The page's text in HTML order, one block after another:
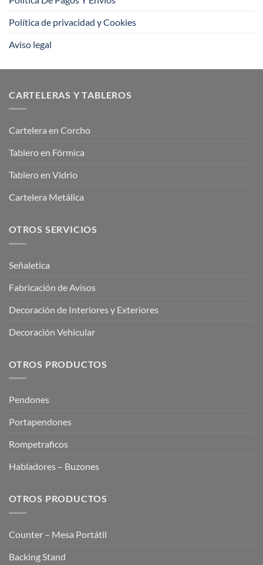
Política de privacidad y Cookies
Aviso legal
CARTELERAS Y TABLEROS
Cartelera en Corcho
Tablero en Fórmica
Tablero en Vidrio
Cartelera Metálica
OTROS SERVICIOS
Señaletica
Fabricación de Avisos
Decoración de Interiores y Exteriores
Decoración Vehicular
OTROS PRODUCTOS
Pendones
Portapendones
Rompetraficos
Habladores – Buzones
OTROS PRODUCTOS
Counter – Mesa Portátil
Backing Stand